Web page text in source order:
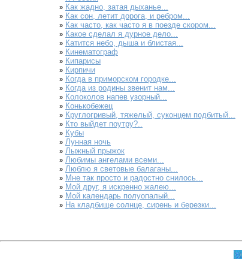
» Как жадно, затая дыханье...
» Как сон, летит дорога, и ребром...
» Как часто, как часто я в поезде скором...
» Какое сделал я дурное дело...
» Катится небо, дыша и блистая...
» Кинематограф
» Кипарисы
» Кирпичи
» Когда в приморском городке...
» Когда из родины звенит нам...
» Колоколов напев узорный...
» Конькобежец
» Круглогривый, тяжелый, суконцем подбитый...
» Кто выйдет поутру?..
» Кубы
» Лунная ночь
» Лыжный прыжок
» Любимы ангелами всеми...
» Люблю я световые балаганы...
» Мне так просто и радостно снилось...
» Мой друг, я искренно жалею...
» Мой календарь полуопалый...
» На кладбище солнце, сирень и березки...